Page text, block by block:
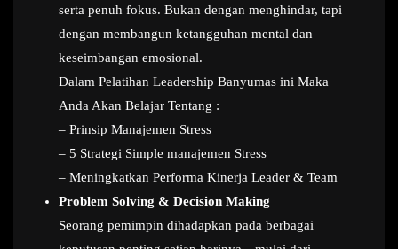
serta penuh fokus. Bukan dengan menghindar, tapi
dengan membangun ketangguhan mental dan
keseimbangan emosional.
Dalam Pelatihan Leadership Banyumas ini Maka
Anda Akan Belajar Tentang :
– Prinsip Manajemen Stress
– 5 Strategi Simple manajemen Stress
– Meningkatkan Performa Kinerja Leader & Team
Problem Solving & Decision Making
Seorang pemimpin dihadapkan pada berbagai